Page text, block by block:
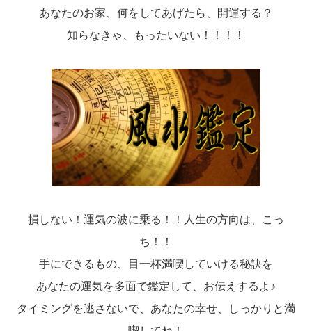
あなたのお家、何をしてあげたら、開運する？
知らなきゃ、もったいない！！！！
損しない！運気の波に乗る！！人生の方向は、こっ
ち！！
手にできるもの、目一杯満喫していける秘訣を
あなたの運気を多面で鑑定して、お伝えするよ♪
タイミングを逃さないで、あなたの幸せ、しっかりと満